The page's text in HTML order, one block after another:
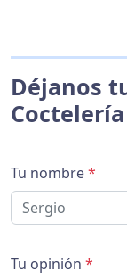
Déjanos
Tu nombre*
Tu opinión *